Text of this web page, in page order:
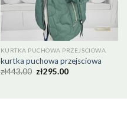
KURTKA PUCHOWA PRZEJSCIOWA
kurtka puchowa przejsciowa
zł443.00 zł295.00